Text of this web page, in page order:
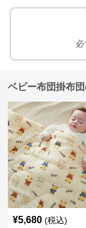
必
ベビー布団掛布
¥5,680 (税込)